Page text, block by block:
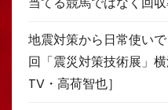
地震対策から日常使い
回「震災対策技術展」
TV・高荷智也］